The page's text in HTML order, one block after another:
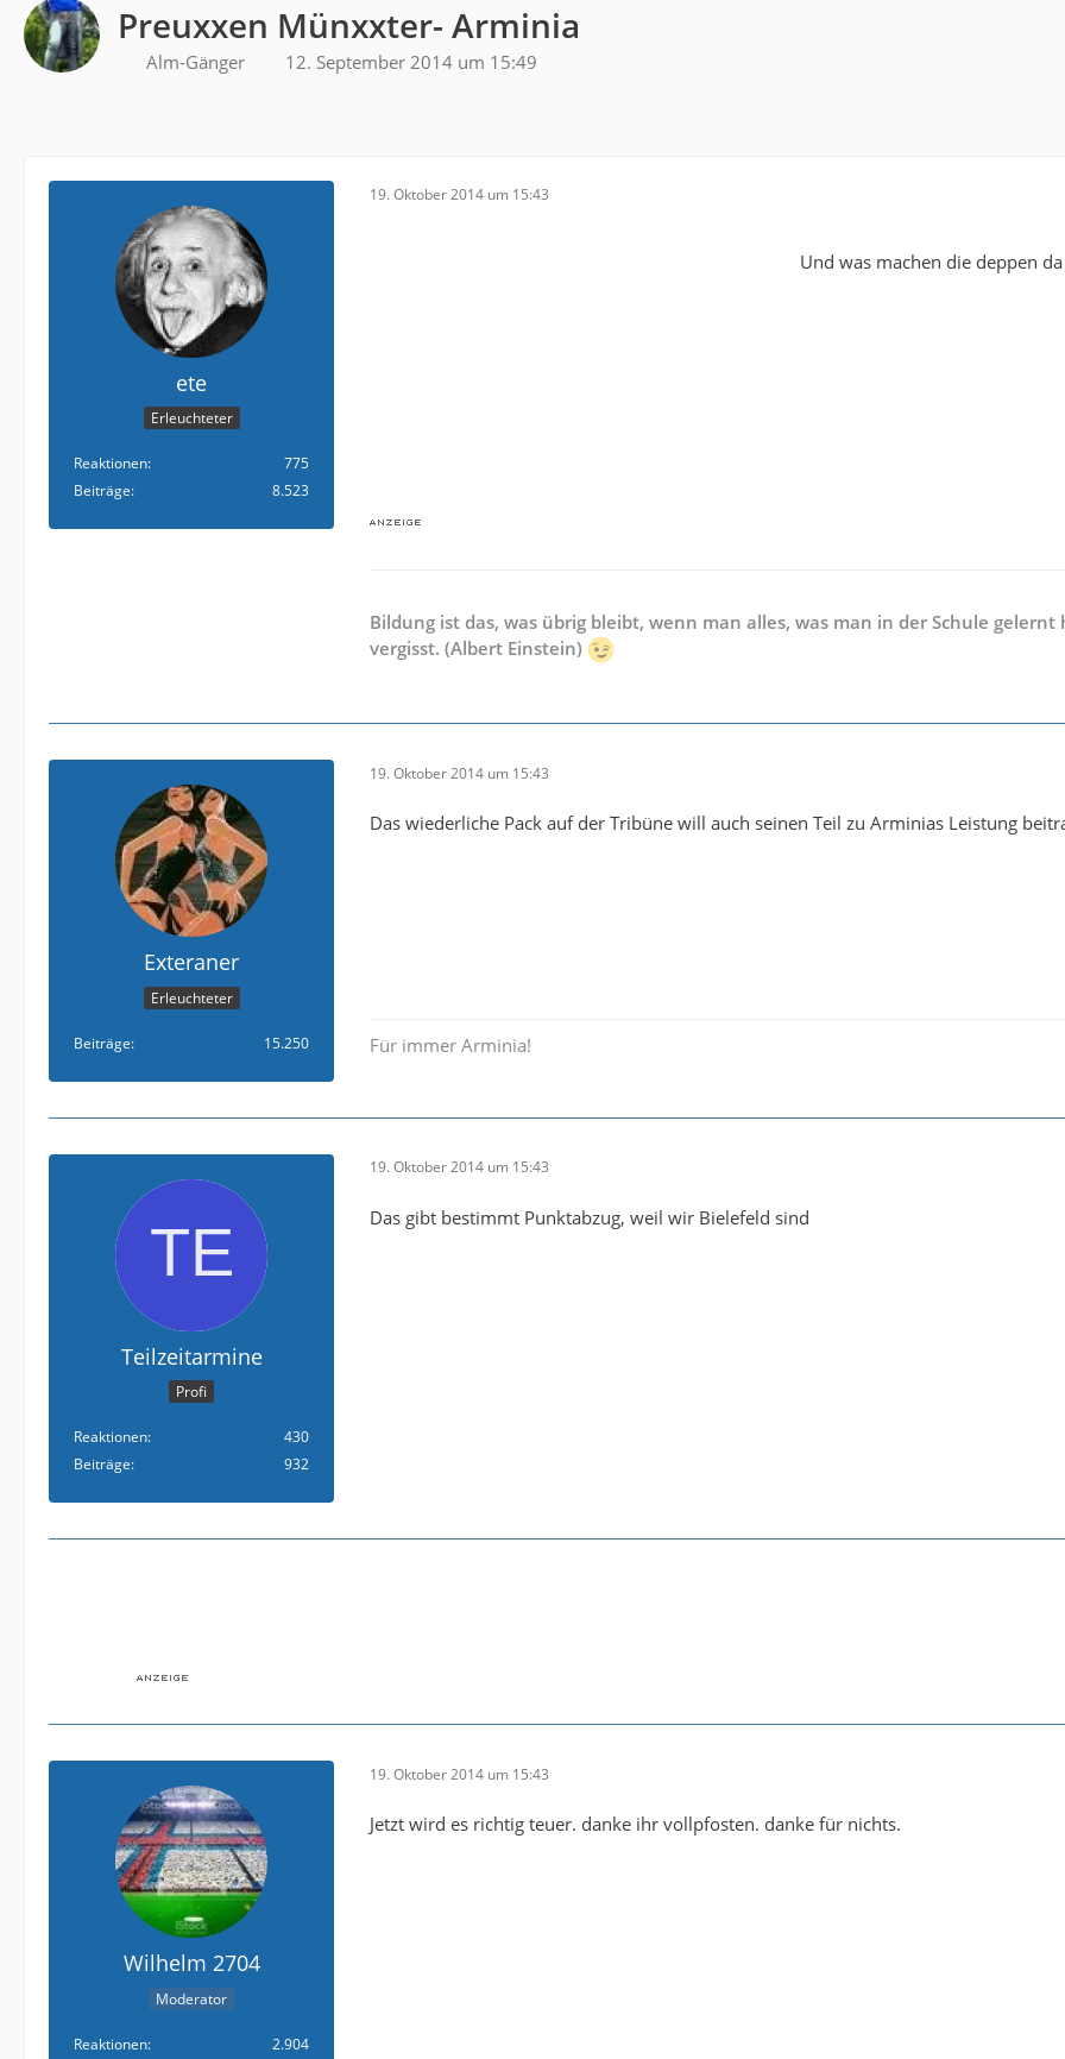
Preuxxen Münxxter- Arminia
Alm-Gänger 12. September 2014 um 15:49
ete
Erleuchteter
Reaktionen
775
Beiträge
8.523
19. Oktober 2014 um 15:43
Und was machen die deppen
Bildung ist das, was übrig bleibt, wenn man alles, was man in der Schule gelernt
vergisst. (Albert Einstein)
Exteraner
Erleuchteter
Beiträge 15.250
19. Oktober 2014 um 15:43
Das wiederliche Pack auf der Tribüne will auch seinen Teil zu Arminias Leistung
Für immer Arminia!
Teilzeitarmine
Profi
Reaktionen
430
Beiträge
932
19. Oktober 2014 um 15:43
Das gibt bestimmt Punktabzug, weil wir Bielefeld sind
Wilhelm 2704
Moderator
Reaktionen
2.904
19. Oktober 2014 um 15:43
Jetzt wird es richtig teuer. danke ihr vollpfosten. danke für nichts.